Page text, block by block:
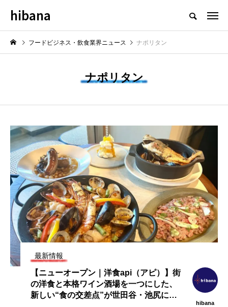
フードビジネス・飲食業界のニュースメディア
NEW POST
情報
ーオープン情報】注目の飲
報まとめ（2026年8月7日
飲食マーケティング
【2026年最新】注目の飲食店フ
【
hibana
フードビジネス・飲食業界ニュース ナポリタン
ナポリタン
最新情報
【ニューオープン｜洋食api（アピ）】街
の洋食と本格ワイン酒場を一つにした、
新しい“食の交差点”が世田谷・池尻に誕
hibana